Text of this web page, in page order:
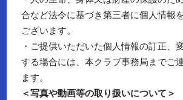
合など法令に基づき第三者に個人情報
ございます。
・ご提供いただいた個人情報の訂正、
する場合には、本クラブ事務局までご
ます。
＜写真や動画等の取り扱いについて＞